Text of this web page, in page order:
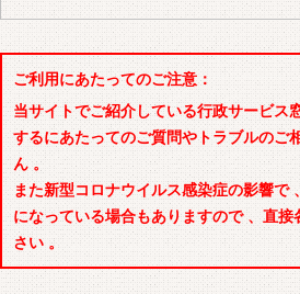
ご利用にあたってのご注意：
当サイトでご紹介している行政サービス
するにあたってのご質問やトラブルのご
ん 。
また新型コロナウイルス感染症の影響で
になっている場合もありますので 、直
さい 。